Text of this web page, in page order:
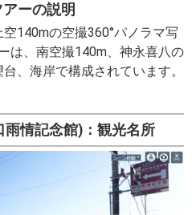
アーの説明
140mの空撮360°パノラマ写
は、南空撮140m、神永喜八の
、海岸で構成されています。
雨情記念館)：観光名所